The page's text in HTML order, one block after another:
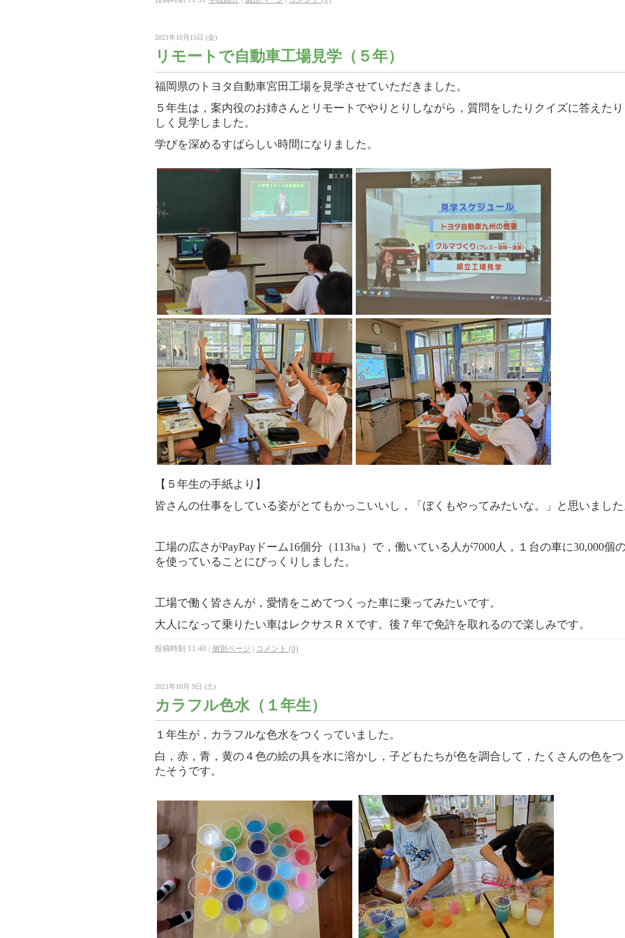
2021年10月15日 (金)
リモートで自動車工場見学（５年）
福岡県のトヨタ自動車宮田工場を見学させていただきました。
５年生は，案内役のお姉さんとリモートでやりとりしながら，質問をしたりクイズに答えた
しく見学しました。
学びを深めるすばらしい時間になりました。
【５年生の手紙より】
皆さんの仕事をしている姿がとてもかっこいいし，「ぼくもやってみたいな。」と思いまし
工場の広さがPayPayドーム16個分（113㏊）で，働いている人が7000人，１台の車に30,000個
を使っていることにびっくりしました。
工場で働く皆さんが，愛情をこめてつくった車に乗ってみたいです。
大人になって乗りたい車はレクサスＲＸです。後７年で免許を取れるので楽しみです。
投稿時刻 11:40 | 個別ページ | コメント (0)
2021年10月 9日 (土)
カラフル色水（１年生）
１年生が，カラフルな色水をつくっていました。
白，赤，青，黄の４色の絵の具を水に溶かし，子どもたちが色を調合して，たくさんの色を
たそうです。